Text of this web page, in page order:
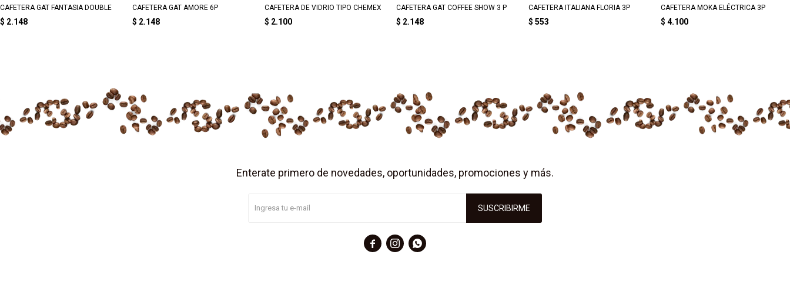
CAFETERA GAT FANTASIA DOUBLE
$ 2.148
CAFETERA GAT AMORE 6P
$ 2.148
CAFETERA DE VIDRIO TIPO CHEMEX
$ 2.100
CAFETERA GAT COFFEE SHOW 3 P
$ 2.148
CAFETERA ITALIANA FLORIA 3P
$ 553
CAFETERA MOKA ELÉCTRICA 3P
$ 4.100
Enterate primero de novedades, oportunidades, promociones y más.
SUSCRIBIRME
  